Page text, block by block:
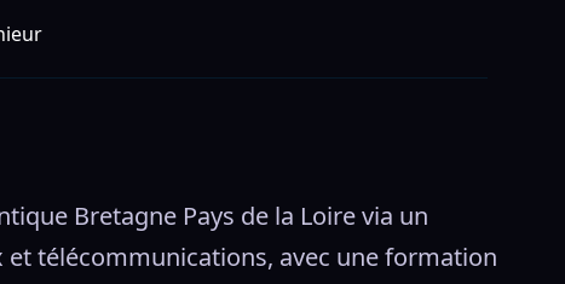
Bretagne Pays de la Loire via un
et télécommunications, avec une formation